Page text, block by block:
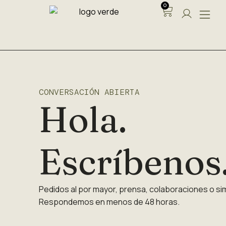
0
CONVERSACIÓN ABIERTA
Hola.
Pedidos al por mayor, prensa, colaboraciones o
Respondemos en menos de 48 horas.